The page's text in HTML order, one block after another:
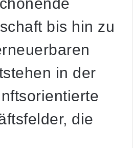
bis hin zu
in der
die